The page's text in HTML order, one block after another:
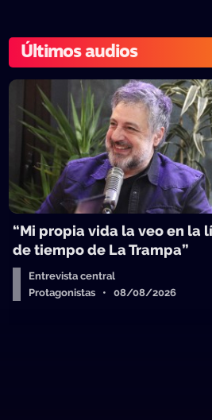
Últimos audios
“Mi propia vida la veo en la
de tiempo de La Trampa”
Entrevista central
Protagonistas • 08/08/2026